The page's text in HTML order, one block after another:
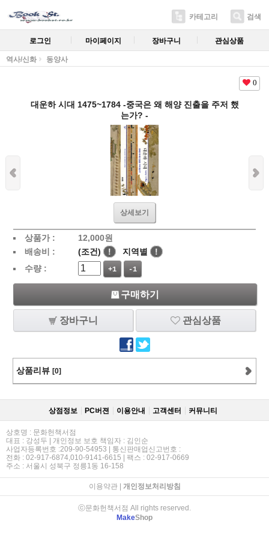
카테고리 검색
로그인 마이페이지 장바구니 관심상품
역사/신화 동양사
0
대운하 시대 1475~1784 -중국은 왜 해양 진출을 주저 했
는가? -
상세보기
상품가 : 12,000원
배송비 :
(조건) ! 지역별
!
수량 :
+1 -1
구매하기
장바구니 관심상품
상품리뷰 [0]
상점정보 PC버젼 이용안내 고객센터 커뮤니티
상호명 : 문화헌책서점
대표 : 강성두 | 개인정보 보호 책임자 : 김인순
사업자등록번호 :209-90-54953 | 통신판매업신고번호 :
전화 : 02-917-6874,010-9141-6615 | 팩스 : 02-917-0669
주소 : 서울시 성북구 정릉1동 16-158
이용약관| 개인정보처리방침
ⓒ문화헌책서점 All rights reserved.
MakeShop